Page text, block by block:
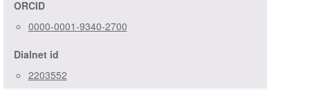
ORCID
0000-0001-9340-2700
Dialnet id
2203552